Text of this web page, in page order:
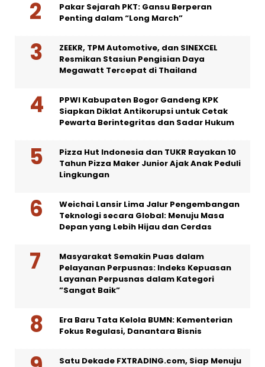
Pakar Sejarah PKT: Gansu Berperan
Penting dalam “Long March”
ZEEKR, TPM Automotive, dan SINEXCEL
Resmikan Stasiun Pengisian Daya
Megawatt Tercepat di Thailand
PPWI Kabupaten Bogor Gandeng KPK
Siapkan Diklat Antikorupsi untuk Cetak
Pewarta Berintegritas dan Sadar Hukum
Pizza Hut Indonesia dan TUKR Rayakan 10
Tahun Pizza Maker Junior Ajak Anak Peduli
Lingkungan
Weichai Lansir Lima Jalur Pengembangan
Teknologi secara Global: Menuju Masa
Depan yang Lebih Hijau dan Cerdas
Masyarakat Semakin Puas dalam
Pelayanan Perpusnas: Indeks Kepuasan
Layanan Perpusnas dalam Kategori
”Sangat Baik”
Era Baru Tata Kelola BUMN: Kementerian
Fokus Regulasi, Danantara Bisnis
Satu Dekade FXTRADING.com, Siap Menuju